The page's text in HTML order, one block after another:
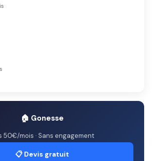
🏠 Gonesse
50€/mois · Sans engagement
📋 Devis gratuit